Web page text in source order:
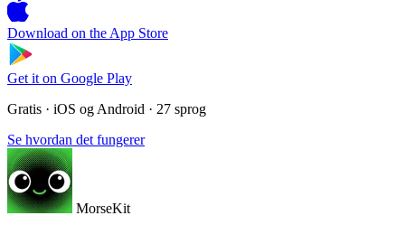
Download on the App Store
Get it on Google Play
Gratis · iOS og Android · 27 sprog
Se hvordan det fungerer
MorseKit